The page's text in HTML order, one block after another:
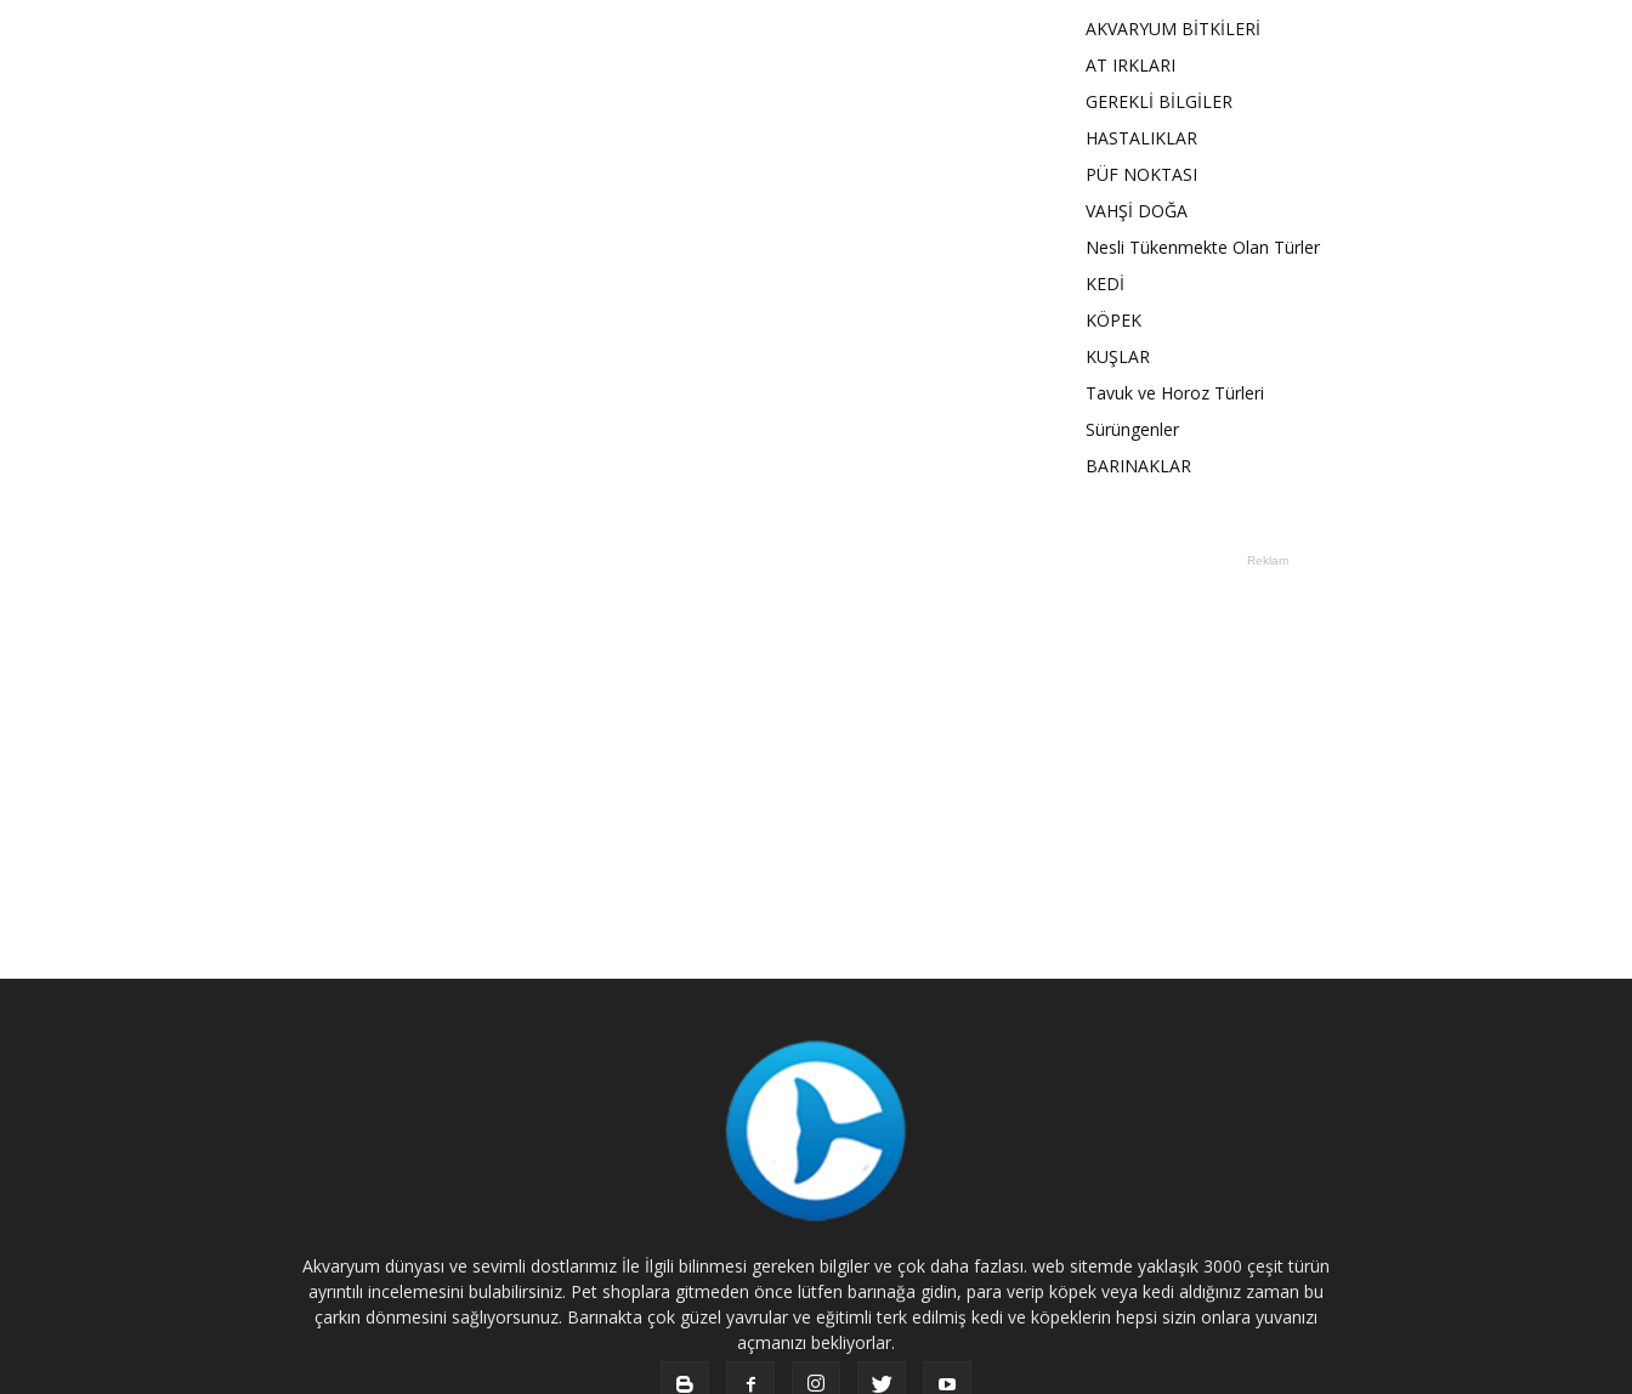
AKVARYUM BİTKİLERİ
AT IRKLARI
GEREKLİ BİLGİLER
HASTALIKLAR
PÜF NOKTASI
VAHŞİ DOĞA
Nesli Tükenmekte Olan Türler
KEDİ
KÖPEK
KUŞLAR
Tavuk ve Horoz Türleri
Sürüngenler
BARINAKLAR
Reklam
Akvaryum dünyası ve sevimli dostlarımız İle İlgili bilinmesi gereken bilgiler ve çok daha fazlası. web sitemde yaklaşık 3000 çeşit türün
ayrıntılı incelemesini bulabilirsiniz. Pet shoplara gitmeden önce lütfen barınağa gidin, para verip köpek veya kedi aldığınız zaman bu
çarkın dönmesini sağlıyorsunuz. Barınakta çok güzel yavrular ve eğitimli terk edilmiş kedi ve köpeklerin hepsi sizin onlara yuvanızı
açmanızı bekliyorlar.